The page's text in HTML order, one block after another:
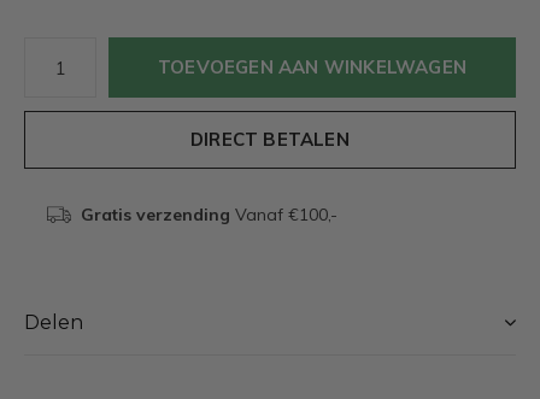
TOEVOEGEN AAN WINKELWAGEN
DIRECT BETALEN
Gratis verzending Vanaf €100,-
Delen